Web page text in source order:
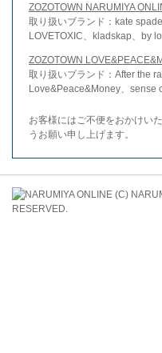
ZOZOTOWN NARUMIYA
取り扱いブランド：kate
LOVETOXIC、kladskap、by
ZOZOTOWN
取り扱いブランド：After the
Love&Peace&Money、sense
お客様にはご不便をおかけい
うお願い申し上げます。